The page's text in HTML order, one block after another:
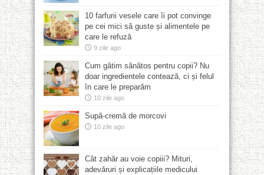
10 farfurii vesele care îi pot convinge
pe cei mici să guste și alimentele pe
care le refuză
9 zile ago
Cum gătim sănătos pentru copii? Nu
doar ingredientele contează, ci și felul
în care le preparăm
10 zile ago
Supă-cremă de morcovi
10 zile ago
Cât zahăr au voie copiii? Mituri,
adevăruri și explicațiile medicului